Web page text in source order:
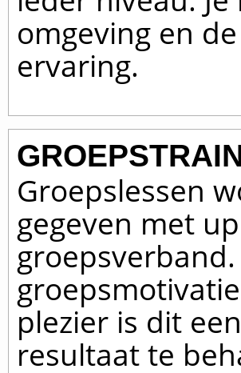
omgeving en
ervaring.
Groepslessen
gegeven met
plezier is dit
resultaat te